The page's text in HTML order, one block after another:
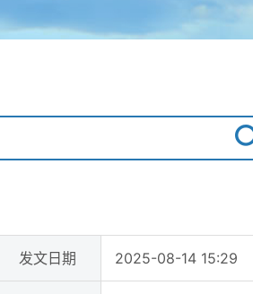
发文日期 2025-08-14 15:29